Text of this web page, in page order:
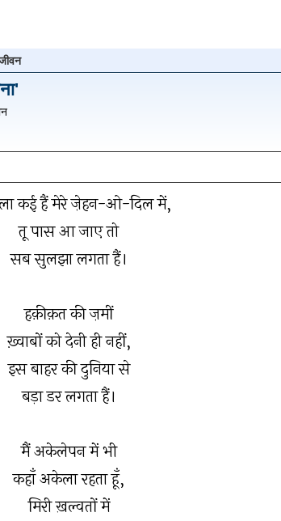
कई हैं मेरे ज़ेहन-ओ-दिल में,
तू पास आ जाए तो
सब सुलझा लगता हैं।
हक़ीक़त की ज़मीं
ख़्वाबों को देनी ही नहीं,
इस बाहर की दुनिया से
बड़ा डर लगता हैं।
मैं अकेलेपन में भी
कहाँ अकेला रहता हूँ,
मिरी ख़ल्वतों में
बटन पर क्लिक
हटाएँ